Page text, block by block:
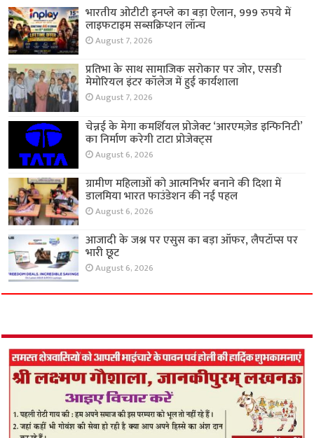
भारतीय ओटीटी इनप्ले का बड़ा ऐलान, 999 रुपये में
लाइफटाइम सब्सक्रिप्शन लॉन्च
August 7, 2026
प्रतिभा के साथ सामाजिक सरोकार पर जोर, एसडी
मेमोरियल इंटर कॉलेज में हुई कार्यशाला
August 7, 2026
चेन्नई के मेगा कमर्शियल प्रोजेक्ट ‘आरएमज़ेड इन्फिनिटी’
का निर्माण करेगी टाटा प्रोजेक्ट्स
August 6, 2026
ग्रामीण महिलाओं को आत्मनिर्भर बनाने की दिशा में
डालमिया भारत फाउंडेशन की नई पहल
August 6, 2026
आजादी के जश्न पर एसुस का बड़ा ऑफर, लैपटॉप्स पर
भारी छूट
August 6, 2026